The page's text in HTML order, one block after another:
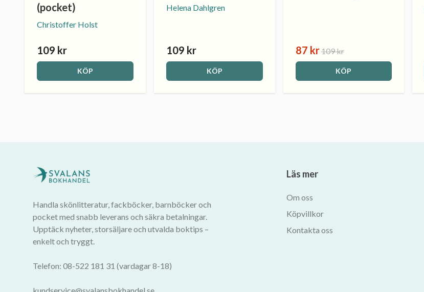
(pocket)
Christoffer Holst
109 kr
KÖP
Helena Dahlgren
109 kr
KÖP
87 kr109 kr
KÖP
Handla skönlitteratur, fackböcker, barnböcker och
pocket med snabb leverans och säkra betalningar.
Upptäck nyheter, storsäljare och utvalda boktips –
enkelt och tryggt.
Telefon: 08-522 181 31 (vardagar 8-18)
Läs mer
Om oss
Köpvillkor
Kontakta oss